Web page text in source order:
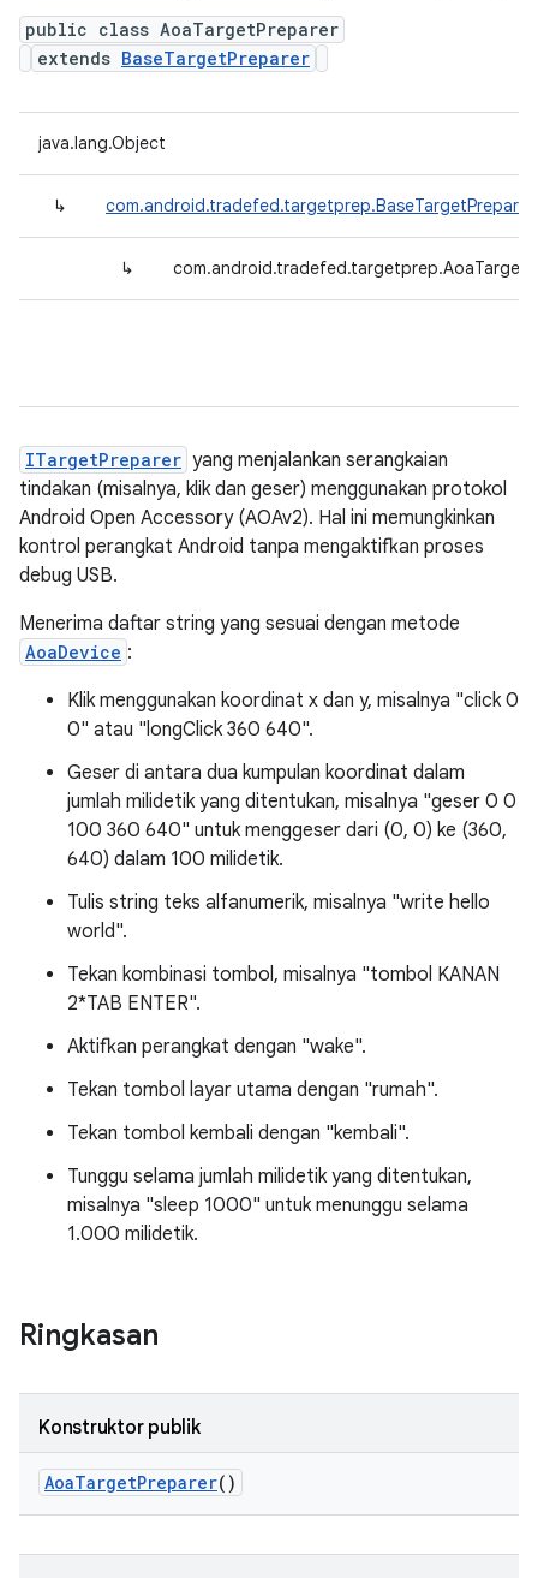
public class AoaTargetPreparer
extends BaseTargetPreparer
java.lang.Object
↳ com.android.tradefed.targetprep.BaseTargetPreparer
↳
ITargetPreparer yang menjalankan serangkaian
tindakan (misalnya, klik dan geser) menggunakan protokol
Android Open Accessory (AOAv2). Hal ini memungkinkan
kontrol perangkat Android tanpa mengaktifkan proses
debug USB.
Menerima daftar string yang sesuai dengan metode
AoaDevice :
Klik menggunakan koordinat x dan y, misalnya "click 0
0" atau "longClick 360 640".
Geser di antara dua kumpulan koordinat dalam
jumlah milidetik yang ditentukan, misalnya "geser 0 0
100 360 640" untuk menggeser dari (0, 0) ke (360,
640) dalam 100 milidetik.
Tulis string teks alfanumerik, misalnya "write hello
world".
Tekan kombinasi tombol, misalnya "tombol KANAN
2*TAB ENTER".
Aktifkan perangkat dengan "wake".
Tekan tombol layar utama dengan "rumah".
Tekan tombol kembali dengan "kembali".
Tunggu selama jumlah milidetik yang ditentukan,
misalnya "sleep 1000" untuk menunggu selama
1.000 milidetik.
Ringkasan
Konstruktor publik
AoaTargetPreparer()